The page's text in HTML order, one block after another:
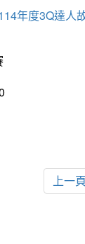
年度3Q達人
上一頁